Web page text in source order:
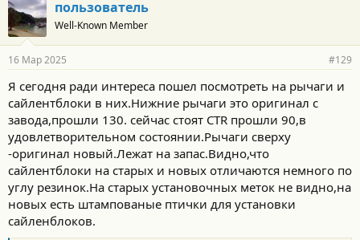
пользователь
Well-Known Member
16 Мар 2025 #129
Я сегодня ради интереса пошел посмотреть на рычаги и
сайлентблоки в них.Нижние рычаги это оригинал с
завода,прошли 130. сейчас стоят CTR прошли 90,в
удовлетворительном состоянии.Рычаги сверху
-оригинал новый.Лежат на запас.Видно,что
сайлентблоки на старых и новых отличаются немного по
углу резинок.На старых установочных меток не видно,на
новых есть штампованые птички для установки
сайленблоков.